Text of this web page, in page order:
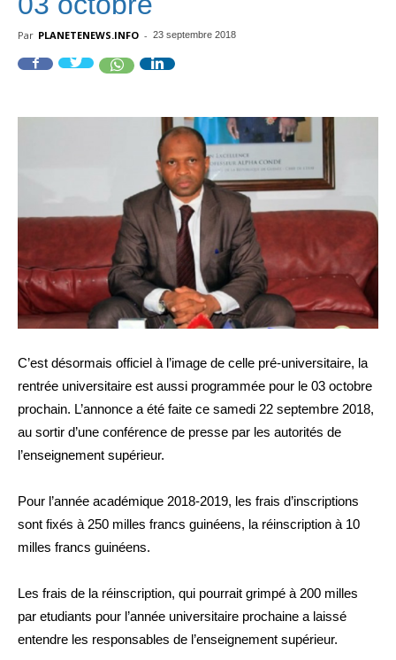
Par PLANETENEWS.INFO - 23 septembre 2018
C’est désormais officiel à l’image de celle pré-universitaire, la
rentrée universitaire est aussi programmée pour le 03 octobre
prochain. L’annonce a été faite ce samedi 22 septembre 2018,
au sortir d’une conférence de presse par les autorités de
l’enseignement supérieur.
Pour l’année académique 2018-2019, les frais d’inscriptions
sont fixés à 250 milles francs guinéens, la réinscription à 10
milles francs guinéens.
Les frais de la réinscription, qui pourrait grimpé à 200 milles
par etudiants pour l’année universitaire prochaine a laissé
entendre les responsables de l’enseignement supérieur.